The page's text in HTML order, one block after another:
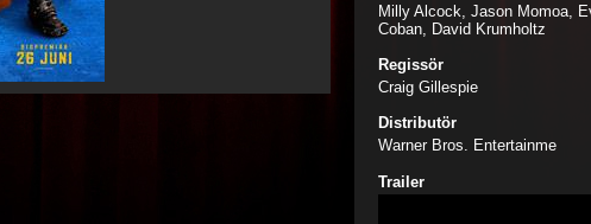
Milly Alcock, Jason Momoa,
Coban, David Krumholtz
Regissör
Craig Gillespie
Distributör
Warner Bros. Entertainme
Trailer